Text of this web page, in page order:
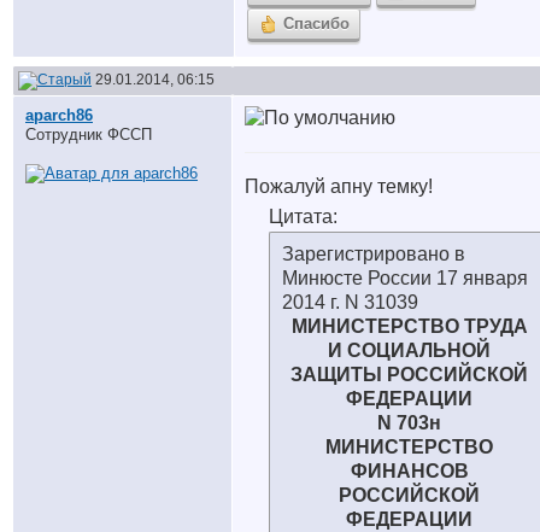
Спасибо
29.01.2014, 06:15
aparch86
Сотрудник ФССП
Пожалуй апну темку!
Цитата:
Зарегистрировано в
Минюсте России 17 января
2014 г. N 31039
МИНИСТЕРСТВО ТРУДА
И СОЦИАЛЬНОЙ
ЗАЩИТЫ РОССИЙСКОЙ
ФЕДЕРАЦИИ
N 703н
МИНИСТЕРСТВО
ФИНАНСОВ
РОССИЙСКОЙ
ФЕДЕРАЦИИ